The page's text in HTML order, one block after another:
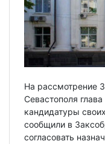
На рассмотрение
Севастополя
кандидатуры
сообщили в
согласовать